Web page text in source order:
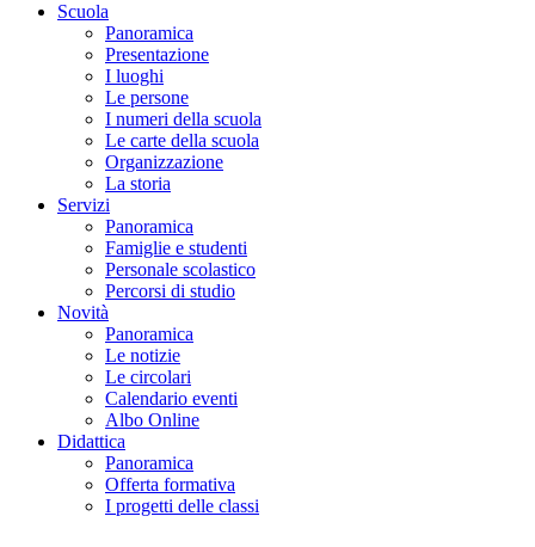
Scuola
Panoramica
Presentazione
I luoghi
Le persone
I numeri della scuola
Le carte della scuola
Organizzazione
La storia
Servizi
Panoramica
Famiglie e studenti
Personale scolastico
Percorsi di studio
Novità
Panoramica
Le notizie
Le circolari
Calendario eventi
Albo Online
Didattica
Panoramica
Offerta formativa
I progetti delle classi